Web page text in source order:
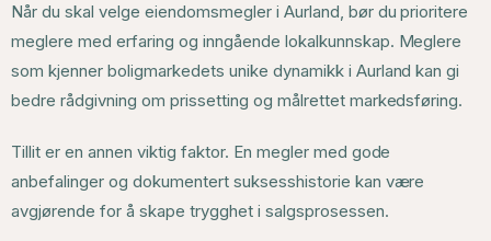
Når du skal velge eiendomsmegler i Aurland, bør du prioritere
meglere med erfaring og inngående lokalkunnskap. Meglere
som kjenner boligmarkedets unike dynamikk i Aurland kan gi
bedre rådgivning om prissetting og målrettet markedsføring.
Tillit er en annen viktig faktor. En megler med gode
anbefalinger og dokumentert suksesshistorie kan være
avgjørende for å skape trygghet i salgsprosessen.